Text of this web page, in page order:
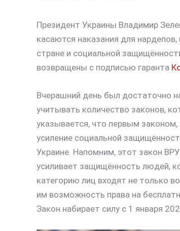
Президент Украины Владимир
касаются наказания для
стране и социальной
возвращены с подписью гаранта
Вчерашний день был достаточно
учитывать количество законов,
указывается, что первым
усиление социальной
Украине. Напомним, этот закон
усиливает защищённость людей,
категорию лиц входят не только
им возможность права на
Закон набирает силу с 1 января